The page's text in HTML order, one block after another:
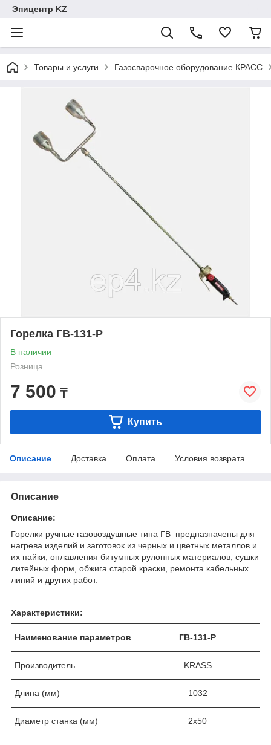
Эпицентр KZ
Товары и услуги Газосварочное оборудование КРАСС
Горелка ГВ-131-Р
В наличии
Розница
7 500 ₸
Купить
Описание Доставка Оплата Условия возврата
Описание
Описание:
Горелки ручные газовоздушные типа ГВ предназначены для
нагрева изделий и заготовок из черных и цветных металлов и
их пайки, оплавления битумных рулонных материалов, сушки
литейных форм, обжига старой краски, ремонта кабельных
линий и других работ.
Характеристики:
Наименование параметров ГВ-131-Р
Производитель KRASS
Длина (мм) 1032
Диаметр станка (мм) 2х50